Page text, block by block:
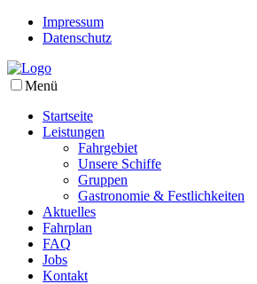
Impressum
Datenschutz
Menü
Startseite
Leistungen
Fahrgebiet
Unsere Schiffe
Gruppen
Gastronomie & Festlichkeiten
Aktuelles
Fahrplan
FAQ
Jobs
Kontakt